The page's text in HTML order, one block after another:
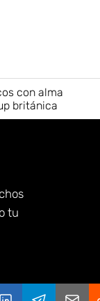
con alma
británica
tu